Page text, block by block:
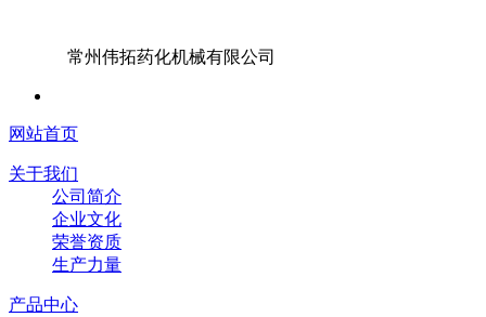
常州伟拓药化机械有限公司
网站首页
关于我们
公司简介
企业文化
荣誉资质
生产力量
产品中心